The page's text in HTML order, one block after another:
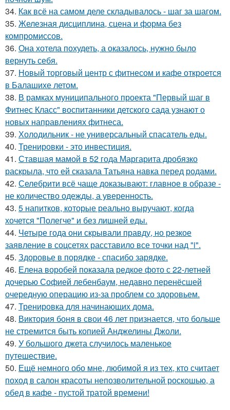
34. Как всё на самом деле складывалось - шаг за шагом.
35. Железная дисциплина, сцена и форма без
компромиссов.
36. Она хотела похудеть, а оказалось, нужно было
вернуть себя.
37. Новый торговый центр с фитнесом и кафе откроется
в Балашихе летом.
38. В рамках муниципального проекта "Первый шаг в
Фитнес Класс" воспитанники детского сада узнают о
новых направлениях фитнеса.
39. Холодильник - не универсальный спасатель еды.
40. Тренировки - это инвестиция.
41. Ставшая мамой в 52 года Маргарита дробязко
раскрыла, что ей сказала Татьяна навка перед родами.
42. Селебрити всё чаще доказывают: главное в образе -
не количество одежды, а уверенность.
43. 5 напитков, которые реально выручают, когда
хочется "Полегче" и без лишней еды.
44. Четыре года они скрывали правду, но резкое
заявление в соцсетях расставило все точки над "i".
45. Здоровье в порядке - спасибо зарядке.
46. Елена воробей показала редкое фото с 22-летней
дочерью Софией лебенбаум, недавно перенёсшей
очередную операцию из-за проблем со здоровьем.
47. Тренировка для начинающих дома.
48. Виктория боня в свои 46 лет признается, что больше
не стремится быть копией Анджелины Джоли.
49. У большого джета случилось маленькое
путешествие.
50. Ещё немного обо мне, любимой я из тех, кто считает
поход в салон красоты непозволительной роскошью, а
обед в кафе - пустой тратой времени!